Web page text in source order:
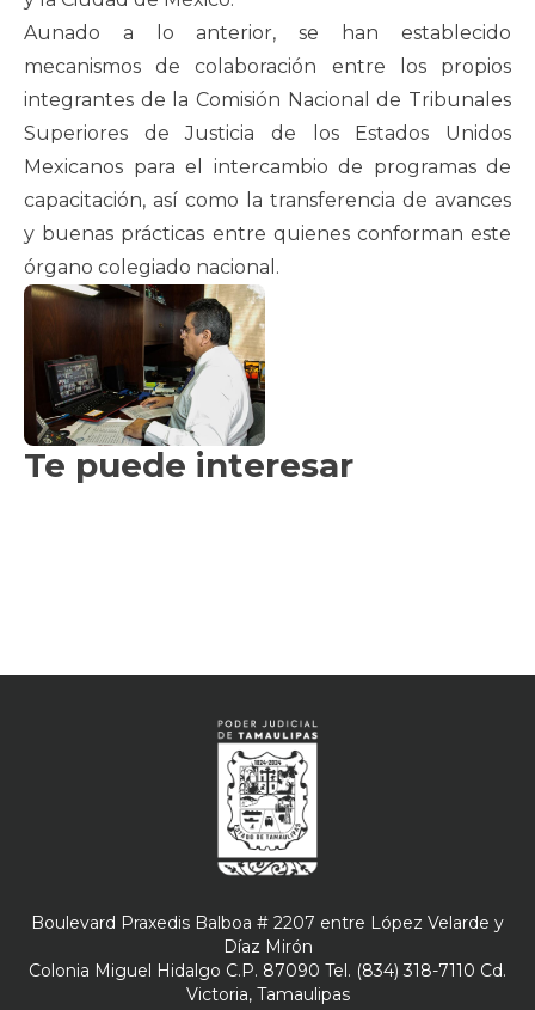
Aunado a lo anterior, se han establecido
mecanismos de colaboración entre los propios
integrantes de la Comisión Nacional de Tribunales
Superiores de Justicia de los Estados Unidos
Mexicanos para el intercambio de programas de
capacitación, así como la transferencia de avances
y buenas prácticas entre quienes conforman este
órgano colegiado nacional.
Te puede interesar
Boulevard Praxedis Balboa # 2207 entre López Velarde y
Díaz Mirón
Colonia Miguel Hidalgo C.P. 87090 Tel. (834) 318-7110 Cd.
Victoria, Tamaulipas